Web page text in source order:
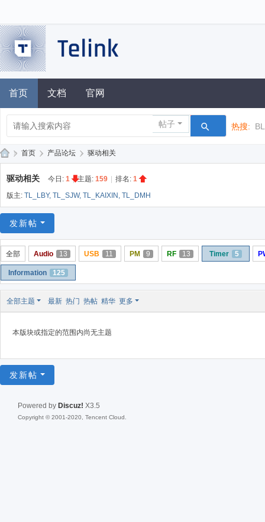
首页 文档 官网
帖子 热搜:
论
坛
» 首页 › 产品论坛 › 驱动相关
驱动相关 今日: 1 | 主题: 159 排名: 1
版主: TL_LBY, TL_SJW, TL_KAIXIN , TL_DMH
发新帖
全部 Audio 13 USB 11 PM 9 RF 13 Timer 5
Information 125
全部主题 最新 热门 热帖 精华 更多
本版块或指定的范围内尚无主题
发新帖
Powered by Discuz! X3.5
Copyright © 2001-2020, Tencent Cloud.